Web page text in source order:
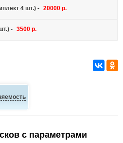
4 шт.) - 20000 р.
- 3500 р.
с параметрами